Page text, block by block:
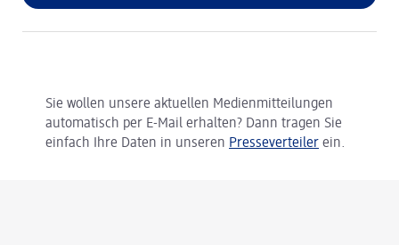
Sie wollen unsere aktuellen Medienmitteilungen
automatisch per E-Mail erhalten? Dann tragen Sie
einfach Ihre Daten in unseren Presseverteiler ein.